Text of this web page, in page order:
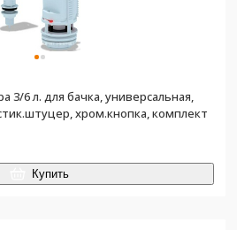
6 л. для бачка, универсальная,
хром.кнопка, комплект
Купить